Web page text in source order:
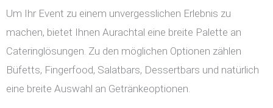
Um Ihr Event zu einem unvergesslichen Erlebnis zu
machen, bietet Ihnen Aurachtal eine breite Palette an
Cateringlösungen. Zu den möglichen Optionen zählen
Büfetts, Fingerfood, Salatbars, Dessertbars und natürlich
eine breite Auswahl an Getränkeoptionen.